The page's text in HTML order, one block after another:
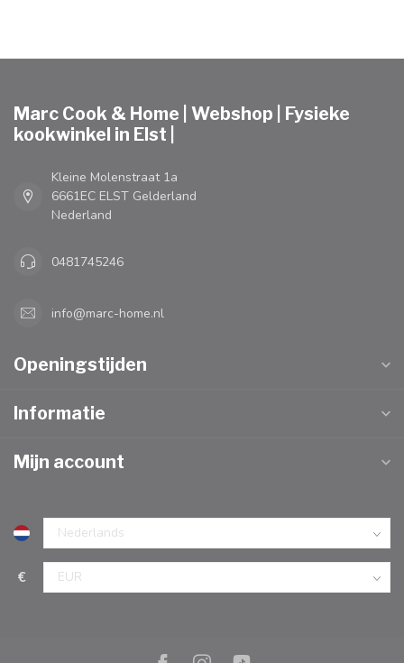
Marc Cook & Home | Webshop | Fysieke
kookwinkel in Elst |
Kleine Molenstraat 1a
6661EC ELST Gelderland
Nederland
0481745246
info@marc-home.nl
Openingstijden
Informatie
Mijn account
€